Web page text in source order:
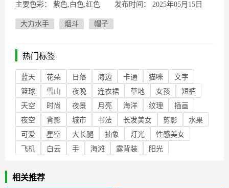
主要色彩：
紫色,白色,红色 发布时间： 2025年05月15日
大力水手 烟斗 帽子
热门标签
蓝天 花朵 日落 海边 卡通 猫咪
文字
篮球
雪山 夜晚 连衣裙 草地 女孩
短裤
天空
时尚 夜景 月亮 海洋 纹理
插画
夜空
背影 城市 书法 长发美女 剪影
水果
可爱
星空 大长腿 抽象 灯光
性感美女
飞机
白云 手 海滩 露背装 阳光
相关推荐